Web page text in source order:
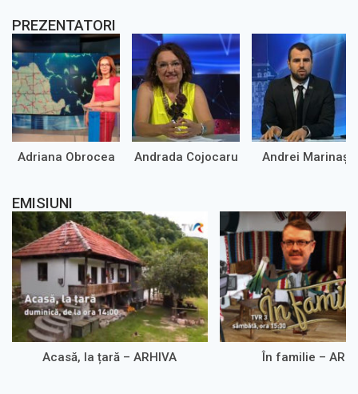
PREZENTATORI
Adriana Obrocea Andrada Cojocaru Andrei Marinaș
EMISIUNI
Acasă, la țară – ARHIVA În familie –